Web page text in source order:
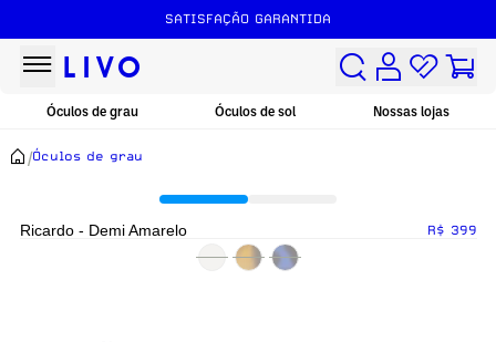
SATISFAÇÃO GARANTIDA
Óculos de grau Óculos de sol Nossas lojas
/Óculos de grau
Ricardo - Demi Amarelo R$ 399